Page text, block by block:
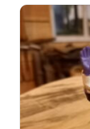
optie
gekozen
worden
op
de
productpagina